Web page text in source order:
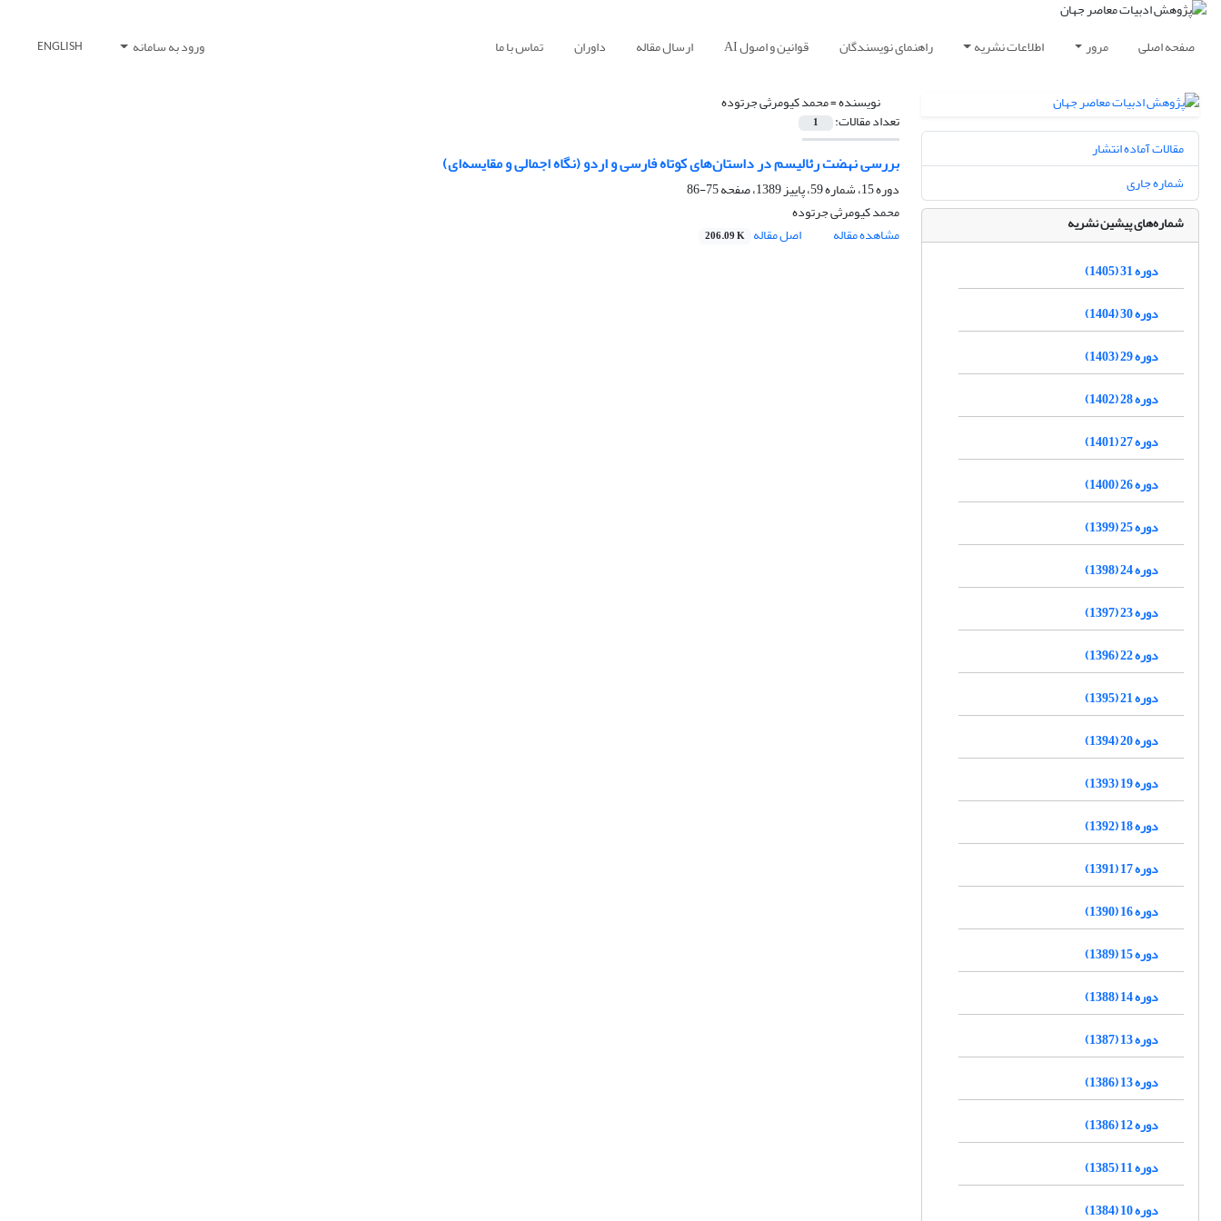
صفحه اصلی مرور اطلاعات نشریه راهنمای نویسندگان قوانین و اصول AI ارسال مقاله داوران تماس با ما ورود به سامانه ENGLISH
نویسنده =محمد کیومرثی جرتوده
تعداد مقالات: 1
بررسی نهضت رئالیسم در داستان‌های کوتاه فارسی و اردو (نگاه اجمالی و مقایسه‌ای)
دوره 15، شماره 59، پاییز 1389، صفحه
75-86
محمد کیومرثی جرتوده
مشاهده مقاله
اصل مقاله 206.09 K
مقالات آماده انتشار
شماره جاری
شماره‌های پیشین نشریه
دوره 31 (1405)
دوره 30 (1404)
دوره 29 (1403)
دوره 28 (1402)
دوره 27 (1401)
دوره 26 (1400)
دوره 25 (1399)
دوره 24 (1398)
دوره 23 (1397)
دوره 22 (1396)
دوره 21 (1395)
دوره 20 (1394)
دوره 19 (1393)
دوره 18 (1392)
دوره 17 (1391)
دوره 16 (1390)
دوره 15 (1389)
دوره 14 (1388)
دوره 13 (1387)
دوره 13 (1386)
دوره 12 (1386)
دوره 11 (1385)
دوره 10 (1384)